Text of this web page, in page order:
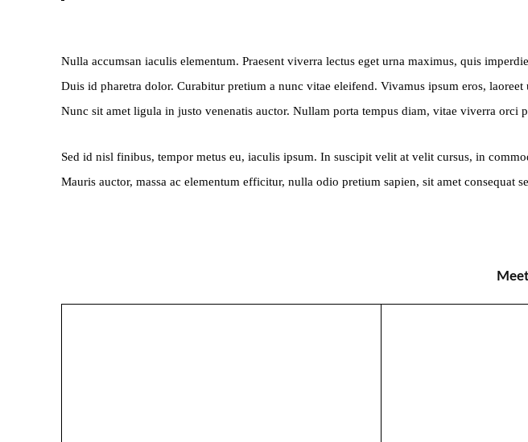
Nulla accumsan iaculis elementum. Praesent viverra lectus eget urna maximus, quis
Duis id pharetra dolor. Curabitur pretium a nunc vitae eleifend. Vivamus ipsum eros,
Nunc sit amet ligula in justo venenatis auctor. Nullam porta tempus diam, vitae viverra orci
Sed id nisl finibus, tempor metus eu, iaculis ipsum. In suscipit velit at velit cursus, in
Mauris auctor, massa ac elementum efficitur, nulla odio pretium sapien, sit amet consequat